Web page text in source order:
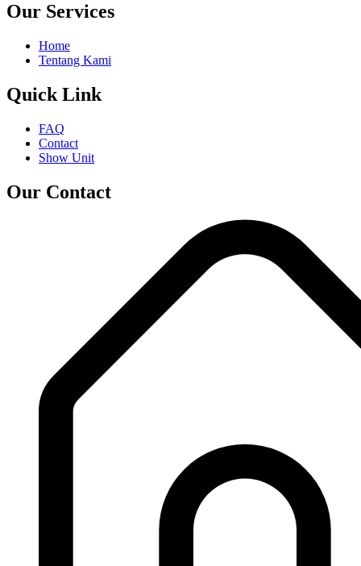
Our Services
Home
Tentang Kami
Quick Link
FAQ
Contact
Show Unit
Our Contact